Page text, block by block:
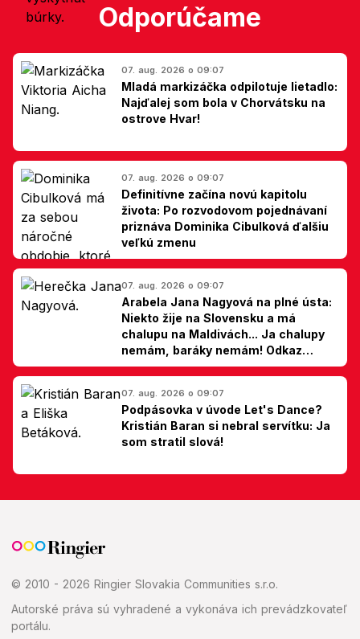
Odporúčame
07. aug. 2026 o 09:07
Mladá markizáčka odpilotuje lietadlo:
Najďalej som bola v Chorvátsku na
ostrove Hvar!
07. aug. 2026 o 09:07
Definitívne začína novú kapitolu
života: Po rozvodovom pojednávaní
priznáva Dominika Cibulková ďalšiu
veľkú zmenu
07. aug. 2026 o 09:07
Arabela Jana Nagyová na plné ústa:
Niekto žije na Slovensku a má
chalupu na Maldivách... Ja chalupy
nemám, baráky nemám! Odkaz
Slovákom
07. aug. 2026 o 09:07
Podpásovka v úvode Let's Dance?
Kristián Baran si nebral servítku: Ja
som stratil slová!
© 2010 - 2026 Ringier Slovakia Communities s.r.o.
Autorské práva sú vyhradené a vykonáva ich prevádzkovateľ
portálu.